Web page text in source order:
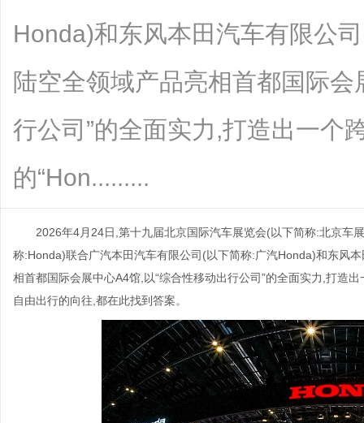
Honda)和东风本田汽车有限公
陆空全领域产品亮相首都国际
行公司”的全面实力,打造出一个
的“Hon.........
2026年4月24日,第十九届北京国际汽车展览会(以下简称:北京车
称:Honda)联合广汽本田汽车有限公司(以下简称:广汽Honda)和东风
相首都国际会展中心A4馆,以“综合性移动出行公司”的全面实力,打造
自由出行的向往,都在此找到答案。